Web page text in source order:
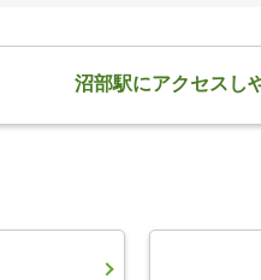
沼部駅にアクセスし